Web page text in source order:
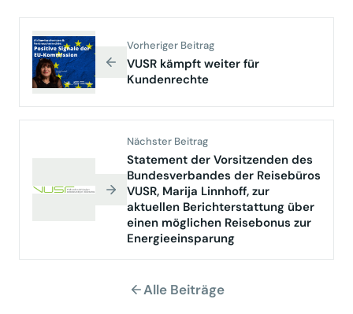
Vorheriger Beitrag
VUSR kämpft weiter für
Kundenrechte
Nächster Beitrag
Statement der Vorsitzenden des
Bundesverbandes der Reisebüros
VUSR, Marija Linnhoff, zur
aktuellen Berichterstattung über
einen möglichen Reisebonus zur
Energieeinsparung
Alle Beiträge